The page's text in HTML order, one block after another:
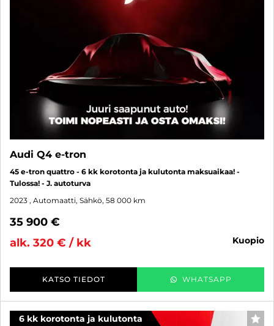
Audi Q4 e-tron
45 e-tron quattro - 6 kk korotonta ja kulutonta maksuaikaa! -
Tulossa! - J. autoturva
2023 , Automaatti, Sähkö, 58 000 km
35 900 €
alk. 320 € / kk
kuopio
KATSO TIEDOT WHATSAPP
6 kk korotonta ja kulutonta